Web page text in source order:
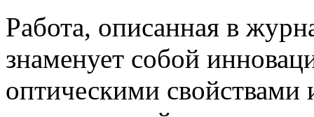
Работа, описанная в
знаменует собой
оптическими свойствами